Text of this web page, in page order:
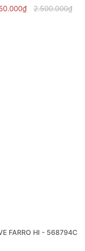
2.500.000₫
FARRO HI - 568794C